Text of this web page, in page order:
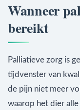
Wanneer
bereikt
Palliatieve zorg is
tijdvenster van
de pijn niet meer
waarop het dier